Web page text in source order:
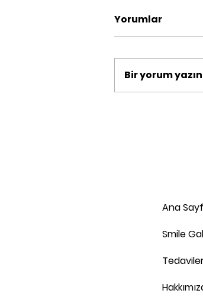
Yorumlar
Bir yorum
Ana
Smile